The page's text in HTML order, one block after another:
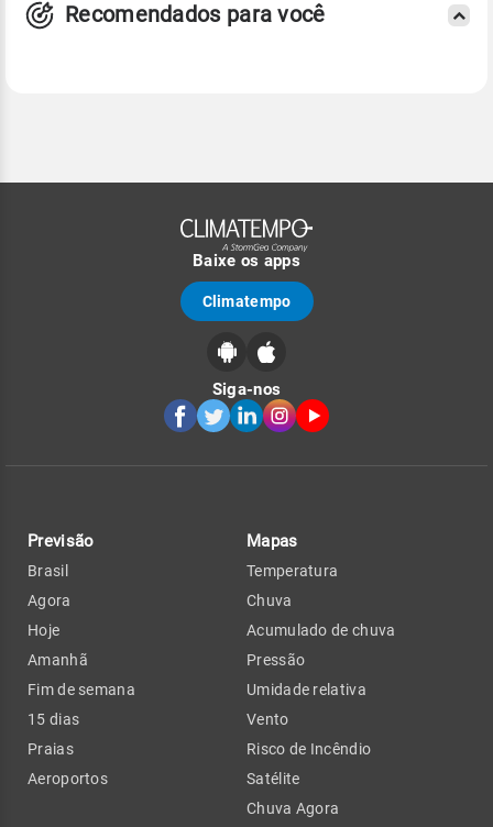
Recomendados para você
Baixe os apps
Climatempo
Siga-nos
Previsão
Brasil
Agora
Hoje
Amanhã
Fim de semana
15 dias
Praias
Aeroportos
Mapas
Temperatura
Chuva
Acumulado de chuva
Pressão
Umidade relativa
Vento
Risco de Incêndio
Satélite
Chuva Agora